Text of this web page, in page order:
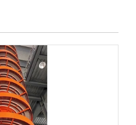
大、连续运行等特点。以下将详细
先，螺旋提升机